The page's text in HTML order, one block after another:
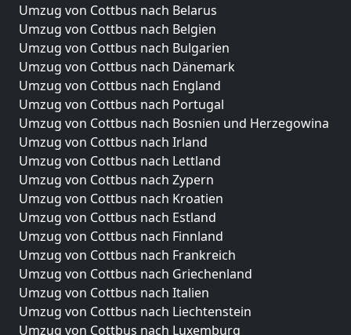
Umzug von Cottbus nach Belarus
Umzug von Cottbus nach Belgien
Umzug von Cottbus nach Bulgarien
Umzug von Cottbus nach Dänemark
Umzug von Cottbus nach England
Umzug von Cottbus nach Portugal
Umzug von Cottbus nach Bosnien und Herzegowina
Umzug von Cottbus nach Irland
Umzug von Cottbus nach Lettland
Umzug von Cottbus nach Zypern
Umzug von Cottbus nach Kroatien
Umzug von Cottbus nach Estland
Umzug von Cottbus nach Finnland
Umzug von Cottbus nach Frankreich
Umzug von Cottbus nach Griechenland
Umzug von Cottbus nach Italien
Umzug von Cottbus nach Liechtenstein
Umzug von Cottbus nach Luxemburg